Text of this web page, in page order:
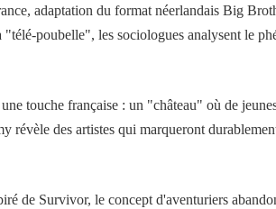
adaptation du format néerlandais Big
poubelle", les sociologues analysent le
touche française : un "château" où de
des artistes qui marqueront
de Survivor, le concept d'aventuriers